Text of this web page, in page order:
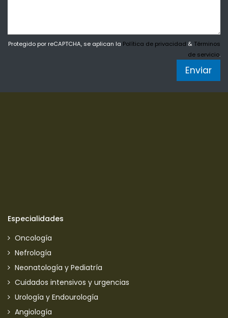
Protegido por reCAPTCHA, se aplican la Política de privacidad & Términos
de servicio.
Enviar
Especialidades
Oncología
Nefrología
Neonatología y Pediatría
Cuidados intensivos y urgencias
Urología y Endourología
Angiología